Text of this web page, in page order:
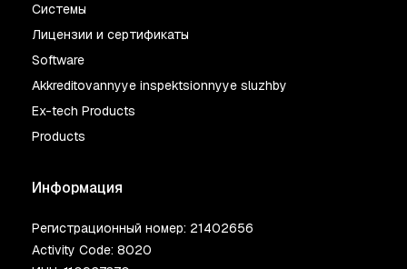
Системы
Лицензии и сертификаты
Software
Akkreditovannyye inspektsionnyye sluzhby
Ex-tech Products
Products
Информация
Регистрационный номер: 21402656
Activity Code: 8020